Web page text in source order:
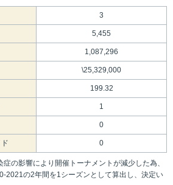
3
5,455
1,087,296
\25,329,000
199.32
1
0
0
の影響により開催トーナメントが減少した為、
2021の2年間を1シーズンとして算出し、決定い